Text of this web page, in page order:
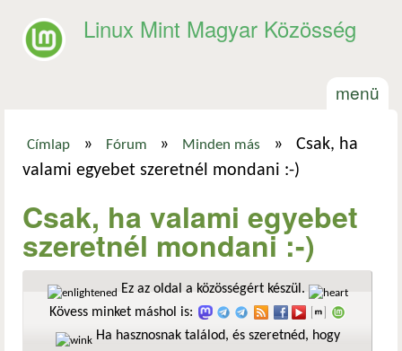
Linux Mint Magyar Közösség
menü
Jelenlegi hely
Címlap » Fórum » Minden más »
Csak, ha
valami egyebet szeretnél mondani :-)
Csak, ha valami egyebet
szeretnél mondani :-)
Ez az oldal a közösségért készül.
Kövess minket máshol is:
Ha hasznosnak találod, és szeretnéd, hogy